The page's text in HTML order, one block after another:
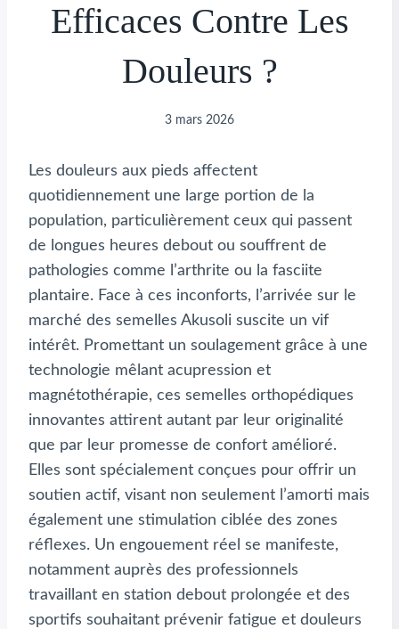
Efficaces Contre Les
Douleurs ?
3 mars 2026
Les douleurs aux pieds affectent
quotidiennement une large portion de la
population, particulièrement ceux qui passent
de longues heures debout ou souffrent de
pathologies comme l’arthrite ou la fasciite
plantaire. Face à ces inconforts, l’arrivée sur le
marché des semelles Akusoli suscite un vif
intérêt. Promettant un soulagement grâce à une
technologie mêlant acupression et
magnétothérapie, ces semelles orthopédiques
innovantes attirent autant par leur originalité
que par leur promesse de confort amélioré.
Elles sont spécialement conçues pour offrir un
soutien actif, visant non seulement l’amorti mais
également une stimulation ciblée des zones
réflexes. Un engouement réel se manifeste,
notamment auprès des professionnels
travaillant en station debout prolongée et des
sportifs souhaitant prévenir fatigue et douleurs